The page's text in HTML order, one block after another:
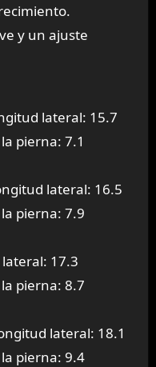
y un ajuste
lateral: 15.7
pierna: 7.1
lateral: 16.5
pierna: 7.9
17.3
pierna: 8.7
lateral: 18.1
pierna: 9.4